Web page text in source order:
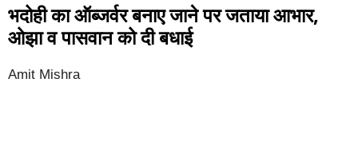
भदोही का ऑब्जर्वर बनाए जाने पर जताया आभार,
ओझा व पासवान को दी बधाई
Amit Mishra